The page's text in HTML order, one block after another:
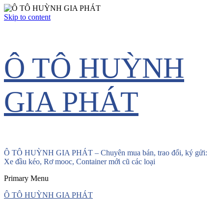
Skip to content
Ô TÔ HUỲNH
GIA PHÁT
Ô TÔ HUỲNH GIA PHÁT – Chuyên mua bán, trao đổi, ký gửi:
Xe đầu kéo, Rơ mooc, Container mới cũ các loại
Primary Menu
Ô TÔ HUỲNH GIA PHÁT